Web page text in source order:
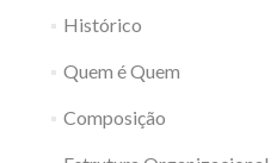
Histórico
Quem é Quem
Composição